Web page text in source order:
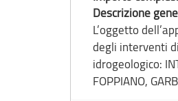
Descrizione
L’oggetto
degli interventi
idrogeologico:
FOPPIANO,